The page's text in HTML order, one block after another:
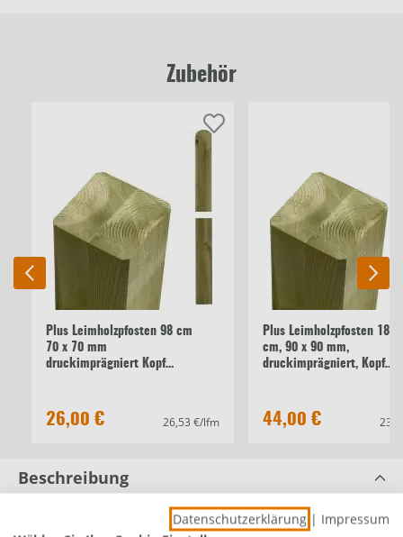
Zubehör
Plus Leimholzpfosten 98 cm
70 x 70 mm
druckimprägniert Kopf
26,53 €/lfm
26,00 €
Plus Leimholzpfosten 187
cm, 90 x 90 mm,
druckimprägniert, Kopf
44,00 €
Beschreibung
Plus Doppeltor Ligno druckimprägniert
Datenschutzerklärung | Impressum